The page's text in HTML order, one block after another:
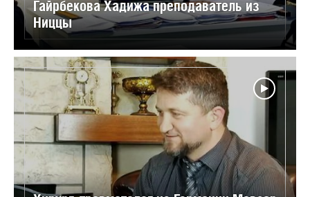
Гайрбекова Хадижа преподаватель из
Ниццы